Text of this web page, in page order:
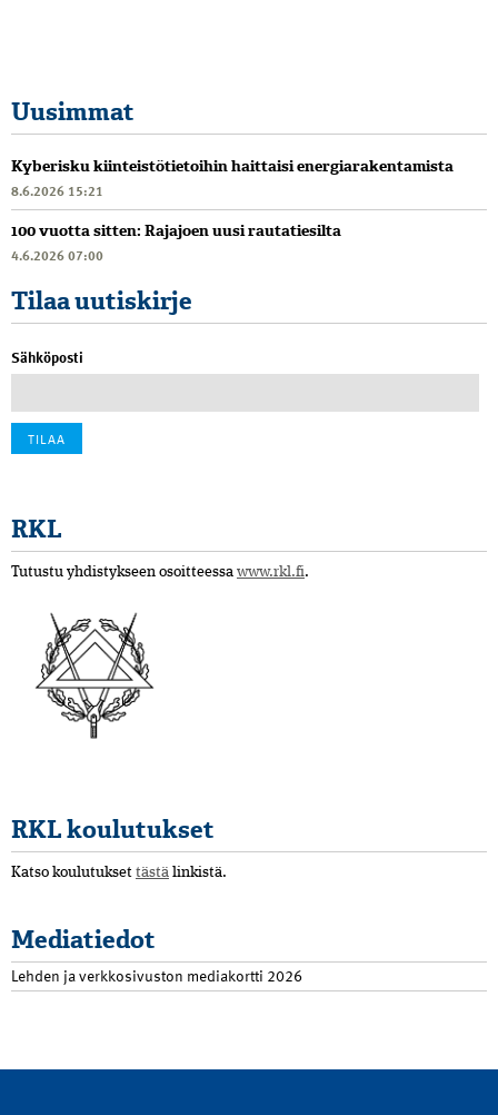
Uusimmat
Kyberisku kiinteistötietoihin haittaisi energiarakentamista
8.6.2026 15:21
100 vuotta sitten: Rajajoen uusi rautatiesilta
4.6.2026 07:00
Tilaa uutiskirje
Sähköposti
RKL
Tutustu yhdistykseen osoitteessa www.rkl.fi.
RKL koulutukset
Katso koulutukset tästä linkistä.
Mediatiedot
Lehden ja verkkosivuston mediakortti 2026